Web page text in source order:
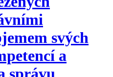
svých
a